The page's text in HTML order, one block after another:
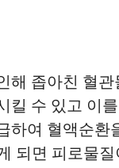
해 좁아친 혈관
킬 수 있고 이
하여 혈액순환
되면 피로물질